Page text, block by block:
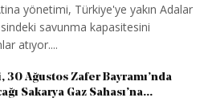
yönetimi, Türkiye'ye yakın Adalar
savunma kapasitesini
atıyor....
30 Ağustos Zafer Bayramı’nda
Sakarya Gaz Sahası’na...